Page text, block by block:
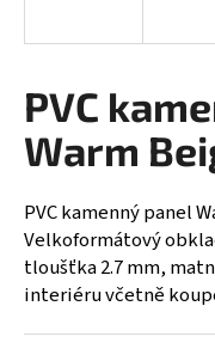
PVC
Warm
PVC kamenný panel
Velkoformátový
tloušťka 2.7 mm,
interiéru včetně
í
t
?
HLEDAT